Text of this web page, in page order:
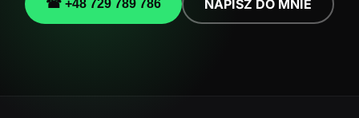
☎ +48 729 789 786 NAPISZ DO MNIE